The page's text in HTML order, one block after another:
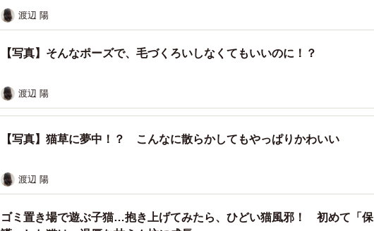
渡辺 陽
【写真】そんなポーズで、毛づくろいしなくてもいいのに！？
渡辺 陽
【写真】猫草に夢中！？ こんなに散らかしてもやっぱりかわいい
渡辺 陽
ゴミ置き場で遊ぶ子猫…抱き上げてみたら、ひどい猫風邪！ 初めて「保